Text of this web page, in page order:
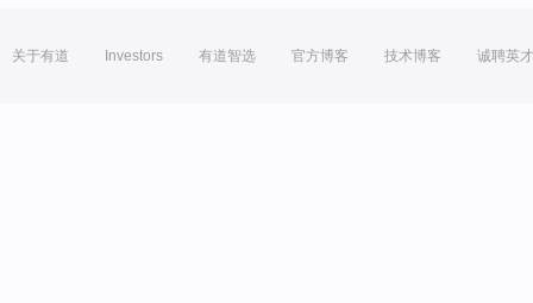
关于有道 Investors 有道智选 官方博客 技术博客 诚聘英才